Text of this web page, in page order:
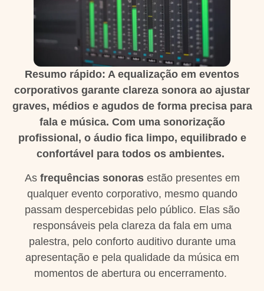
Resumo rápido: A equalização em eventos
corporativos garante clareza sonora ao ajustar
graves, médios e agudos de forma precisa para
fala e música. Com uma sonorização
profissional, o áudio fica limpo, equilibrado e
confortável para todos os ambientes.
As frequências sonorasestão presentes em
qualquer evento corporativo, mesmo quando
passam despercebidas pelo público. Elas são
responsáveis pela clareza da fala em uma
palestra, pelo conforto auditivo durante uma
apresentação e pela qualidade da música em
momentos de abertura ou encerramento.